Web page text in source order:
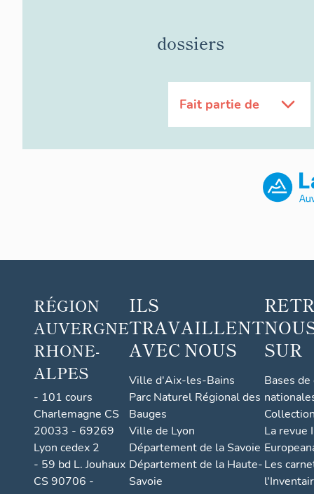
dossiers
Fait partie de
RÉGION
AUVERGNE
RHONE-
ALPES
- 101 cours
Charlemagne CS
20033 - 69269
Lyon cedex 2
- 59 bd L. Jouhaux
CS 90706 -
ILS
TRAVAILLENT
AVEC NOUS
Ville d'Aix-les-Bains
Parc Naturel Régional des
Bauges
Ville de Lyon
Département de la Savoie
Département de la Haute-
Savoie
SUR
Bases
La revue
Les